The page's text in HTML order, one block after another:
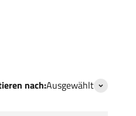
nach:Ausgewählt